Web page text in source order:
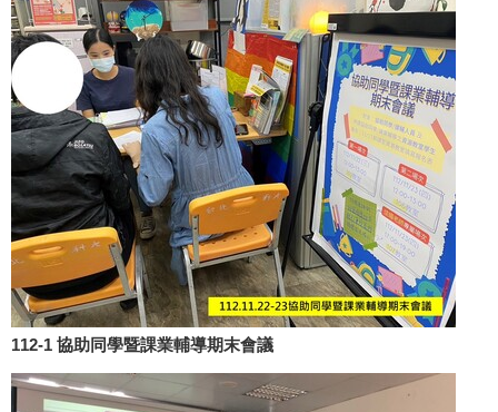
112-1 協助同學暨課業輔導期末會議